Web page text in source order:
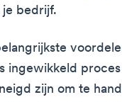
je bedrijf.
ingewikkeld
zijn om te